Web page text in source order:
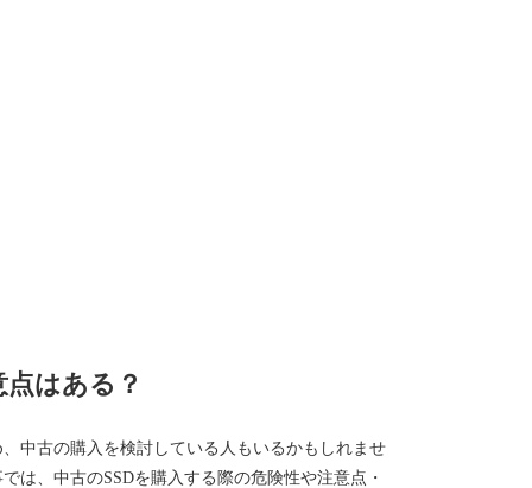
はある？
中古の購入を検討している人もいるかもしれませ
は、中古のSSDを購入する際の危険性や注意点・